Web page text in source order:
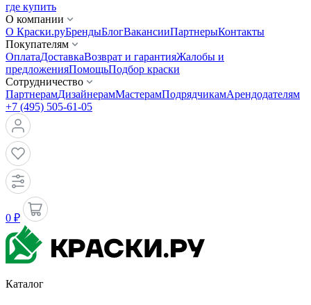
где купить
О компании
О Краски.руБрендыБлогВакансииПартнерыКонтакты
Покупателям
ОплатаДоставкаВозврат и гарантияЖалобы и
предложенияПомощьПодбор краски
Сотрудничество
ПартнерамДизайнерамМастерамПодрядчикамАрендодателям
+7 (495) 505-61-05
0 ₽
Каталог